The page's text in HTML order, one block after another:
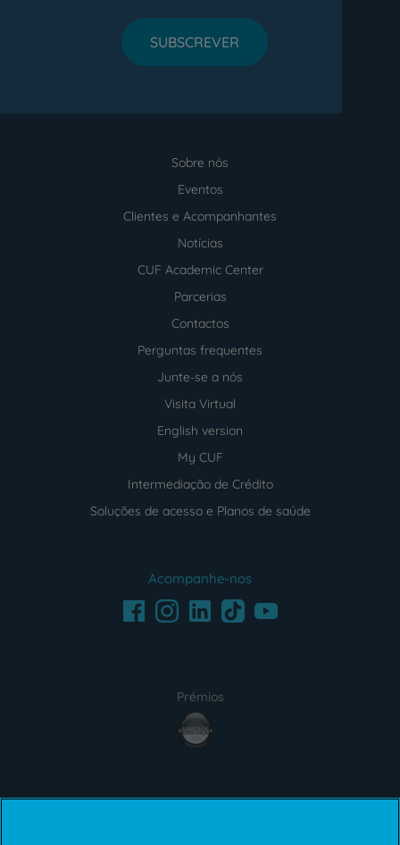
SUBSCREVER
Sobre nós
Eventos
Clientes e Acompanhantes
Notícias
CUF Academic Center
Parcerias
Contactos
Perguntas frequentes
Junte-se a nós
Visita Virtual
English version
My CUF
Intermediação de Crédito
Soluções de acesso e Planos de saúde
Acompanhe-nos
FacebookInstagramLinkedInTikTokYoutube
Prémios
award4